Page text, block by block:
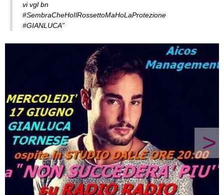
vi vgl bn
‪#‎SembraCheHoIlRossettoMaHoLaProtezione‬
‪#‎GIANLUCA‬”
>